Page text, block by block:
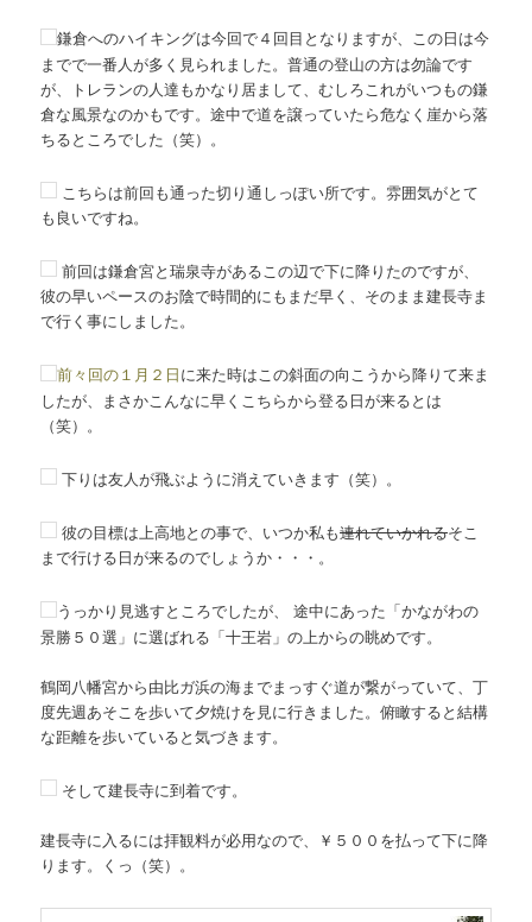
鎌倉へのハイキングは今回で４回目となりますが、この日は今
までで一番人が多く見られました。普通の登山の方は勿論です
が、トレランの人達もかなり居まして、むしろこれがいつもの鎌
倉な風景なのかもです。途中で道を譲っていたら危なく崖から落
ちるところでした（笑）。
こちらは前回も通った切り通しっぽい所です。雰囲気がとて
も良いですね。
前回は鎌倉宮と瑞泉寺があるこの辺で下に降りたのですが、
彼の早いペースのお陰で時間的にもまだ早く、そのまま建長寺ま
で行く事にしました。
前々回の１月２日に来た時はこの斜面の向こうから降りて来ま
したが、まさかこんなに早くこちらから登る日が来るとは
（笑）。
下りは友人が飛ぶように消えていきます（笑）。
彼の目標は上高地との事で、いつか私も連れていかれるそこ
まで行ける日が来るのでしょうか・・・。
うっかり見逃すところでしたが、 途中にあった「かながわの
景勝５０選」に選ばれる「十王岩」の上からの眺めです。
鶴岡八幡宮から由比ガ浜の海までまっすぐ道が繋がっていて、丁
度先週あそこを歩いて夕焼けを見に行きました。俯瞰すると結構
な距離を歩いていると気づきます。
そして建長寺に到着です。
建長寺に入るには拝観料が必用なので、￥５００を払って下に降
ります。くっ（笑）。